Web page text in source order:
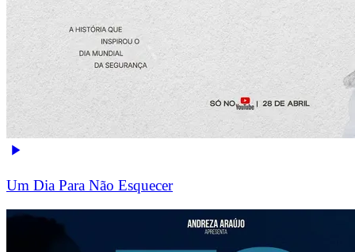
Um Dia Para Não Esquecer